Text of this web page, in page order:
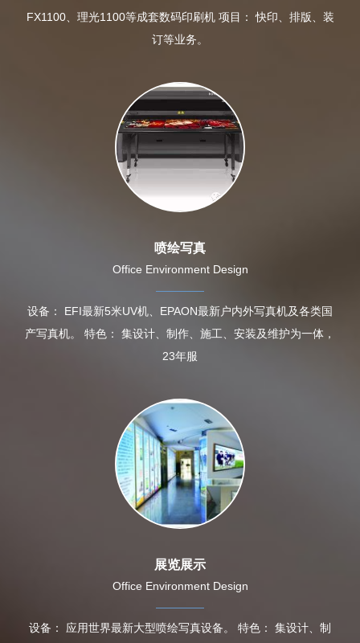
FX1100、理光1100等成套数码印刷机 项目： 快印、排版、装
订等业务。
喷绘写真
Office Environment Design
设备： EFI最新5米UV机、EPAON最新户内外写真机及各类国
产写真机。 特色： 集设计、制作、施工、安装及维护为一体，
23年服
展览展示
Office Environment Design
设备： 应用世界最新大型喷绘写真设备。 特色： 集设计、制